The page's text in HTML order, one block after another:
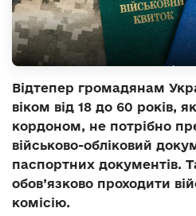
Відтепер громадянам
віком від 18 до 60 років,
кордоном, не потрібно
військово-обліковий
паспортних документів.
обов’язково проходити
комісію.